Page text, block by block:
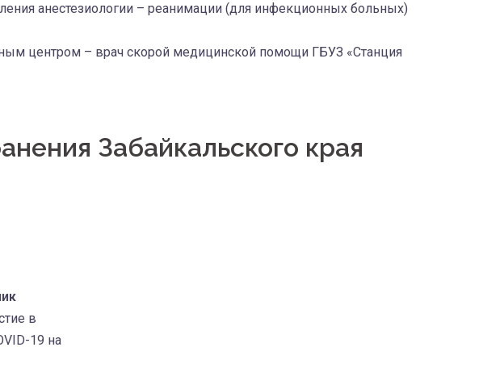
анестезиологии – реанимации (для инфекционных больных)
центром – врач скорой медицинской помощи ГБУЗ «Станция
Забайкальского края
в
19 на